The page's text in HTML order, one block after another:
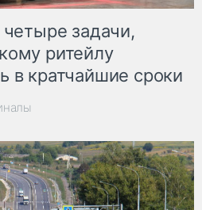
задачи,
ритейлу
в кратчайшие сроки